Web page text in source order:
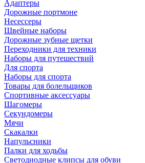
Адаптеры
Дорожные портмоне
Несессеры
Швейные наборы
Дорожные зубные щетки
Переходники для техники
Наборы для путешествий
Для спорта
Наборы для спорта
Товары для болельщиков
Спортивные аксессуары
Шагомеры
Секундомеры
Мячи
Скакалки
Напульсники
Палки для ходьбы
Светодиодные клипсы для обуви